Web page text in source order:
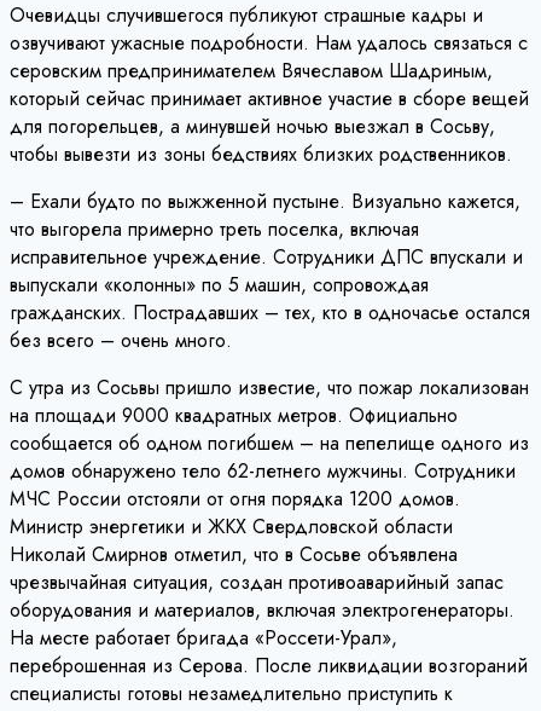
Очевидцы случившегося публикуют страшные кадры и
озвучивают ужасные подробности. Нам удалось связаться с
серовским предпринимателем Вячеславом Шадриным,
который сейчас принимает активное участие в сборе вещей
для погорельцев, а минувшей ночью выезжал в Сосьву,
чтобы вывезти из зоны бедствиях близких родственников.
– Ехали будто по выжженной пустыне. Визуально кажется,
что выгорела примерно треть поселка, включая
исправительное учреждение. Сотрудники ДПС впускали и
выпускали «колонны» по 5 машин, сопровождая
гражданских. Пострадавших – тех, кто в одночасье остался
без всего – очень много.
С утра из Сосьвы пришло известие, что пожар локализован
на площади 9000 квадратных метров. Официально
сообщается об одном погибшем – на пепелище одного из
домов обнаружено тело 62-летнего мужчины. Сотрудники
МЧС России отстояли от огня порядка 1200 домов.
Министр энергетики и ЖКХ Свердловской области
Николай Смирнов отметил, что в Сосьве объявлена
чрезвычайная ситуация, создан противоаварийный запас
оборудования и материалов, включая электрогенераторы.
На месте работает бригада «Россети-Урал»,
переброшенная из Серова. После ликвидации возгораний
специалисты готовы незамедлительно приступить к